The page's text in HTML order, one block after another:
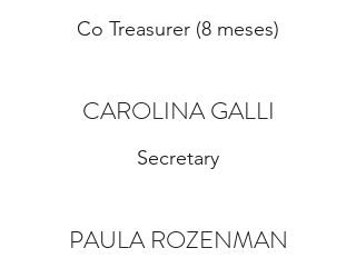
Co Treasurer (8 meses)
CAROLINA GALLI
Secretary
PAULA ROZENMAN